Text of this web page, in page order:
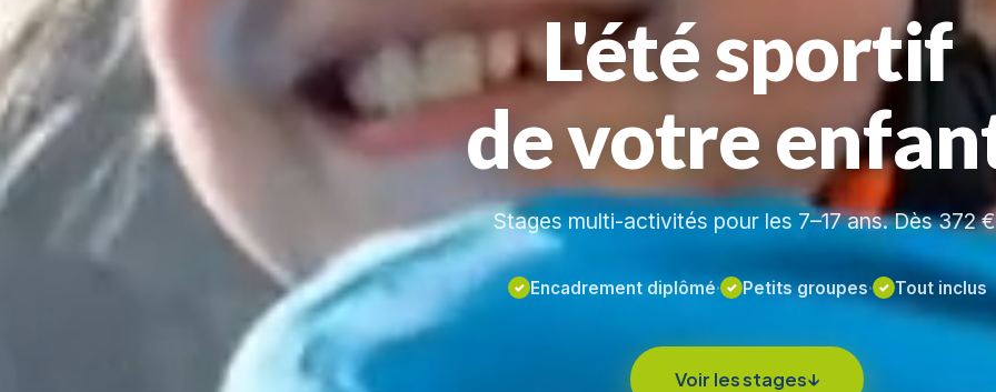
L'étésportif
de votre
Stages multi-activités pour les 7–17 ans. Dès 372
Encadrement diplômé· Petits groupes· Tout inclus
Voir les stages↓